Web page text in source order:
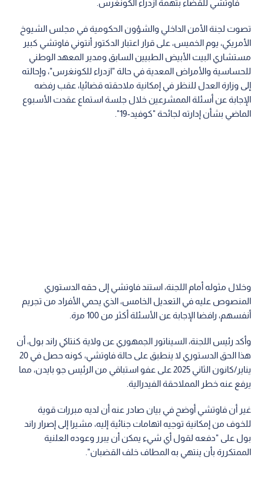
فاوتشي للقضاء بتهمة ازدراء الكونغرس.
تصوت لجنة الأمن الداخلي والشؤون الحكومية في مجلس الشيوخ
الأمريكي، يوم الخميس، على قرار اعتبار الدكتور أنتوني فاوتشي كبير
مستشاري البيت الأبيض الطبيين السابق ومدير المعهد الوطني
للحساسية والأمراض المعدية في حالة "ازدراء للكونغرس"، وإحالته
إلى وزارة العدل للنظر في إمكانية ملاحقته قضائيا، عقب رفضه
الإجابة عن أسئلة الممشرعين خلال جلسة استماع عقدت الأسبوع
الماضي بشأن إدارته لجائحة "كوفيد-19".
وخلال مثوله أمام اللجنة، استند فاوتشي إلى حقه الدستوري
المنصوص عليه في التعديل الخامس، الذي يحمي الأفراد من تجريم
أنفسهم، رافضا الإجابة عن الأسئلة أكثر من 100 مرة.
وأكد رئيس اللجنة، السيناتور الجمهوري عن ولاية كنتاكي راند بول، أن
هذا الحق الدستوري لا ينطبق على حالة فاوتشي، كونه حصل في 20
يناير/كانون الثاني 2025 على عفو استباقي من الرئيس جو بايدن، مما
يرفع عنه خطر المملاحقة الفيدرالية.
غير أن فاوتشي أوضح في بيان صادر عنه أن لديه مبررات قوية
للخوف من إمكانية توجيه اتهامات جنائية إليه، مشيرا إلى إصرار راند
بول على "دفعه لقول أي شيء يمكن أن يبرر وعوده العلنية
الممتكررة بأن ينتهي به المطاف خلف القضبان".